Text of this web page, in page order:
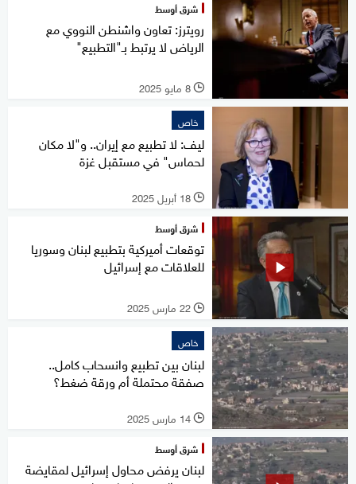
شرق أوسط
رويترز: تعاون واشنطن النووي مع
الرياض لا يرتبط بـ"التطبيع"
l 8 مايو 2025
خاص
ليف: لا تطبيع مع إيران.. و"لا مكان
لحماس" في مستقبل غزة
l 18 أبريل 2025
شرق أوسط
توقعات أميركية بتطبيع لبنان وسوريا
للعلاقات مع إسرائيل
l 22 مارس 2025
خاص
لبنان بين تطبيع وانسحاب كامل..
صفقة محتملة أم ورقة ضغط؟
l 14 مارس 2025
شرق أوسط
لبنان يرفض محاول إسرائيل لمقايضة